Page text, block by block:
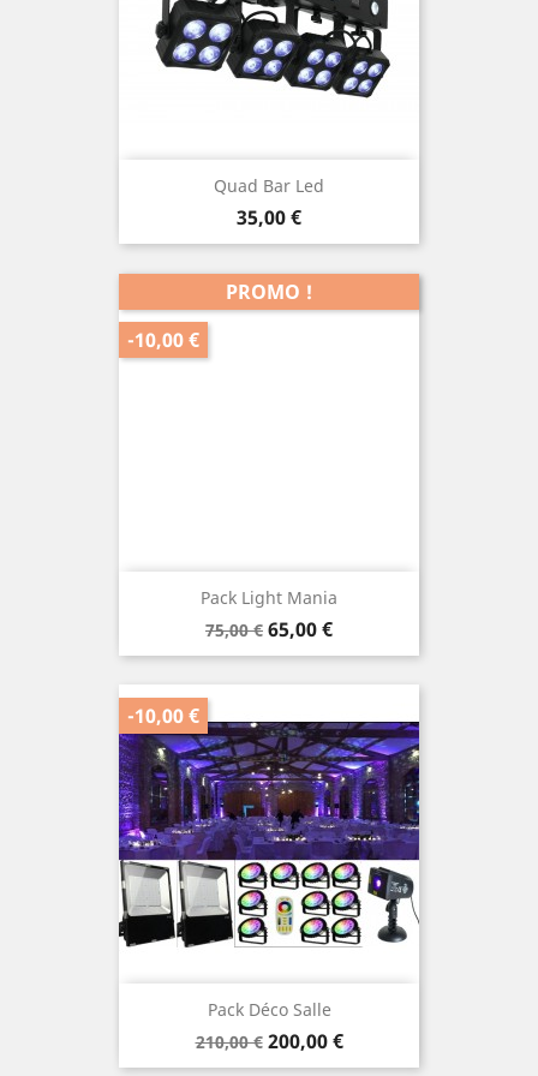
Quad Bar Led
Prix
35,00 €
Pack Light Mania
Prix
de
75,00 € Prix
65,00 €
PROMO !
-10,00 €
Pack Déco Salle
Prix
de
210,00 € Prix
200,00 €
-10,00 €